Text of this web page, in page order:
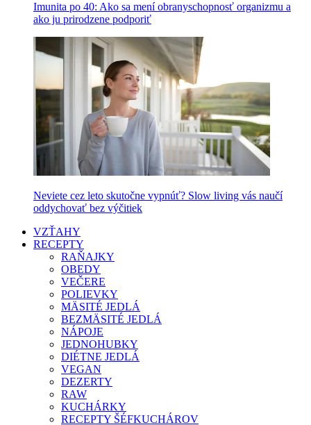
Imunita po 40: Ako sa mení obranyschopnosť organizmu a
ako ju prirodzene podporiť
Neviete cez leto skutočne vypnúť? Slow living vás naučí
oddychovať bez výčitiek
VZŤAHY
RECEPTY
RAŇAJKY
OBEDY
VEČERE
POLIEVKY
MÄSITÉ JEDLÁ
BEZMÄSITÉ JEDLÁ
NÁPOJE
JEDNOHUBKY
DIÉTNE JEDLÁ
VEGAN
DEZERTY
RAW
KUCHÁRKY
RECEPTY ŠÉFKUCHÁROV